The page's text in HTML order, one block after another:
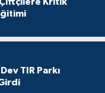
Kritik
TIR Parkı